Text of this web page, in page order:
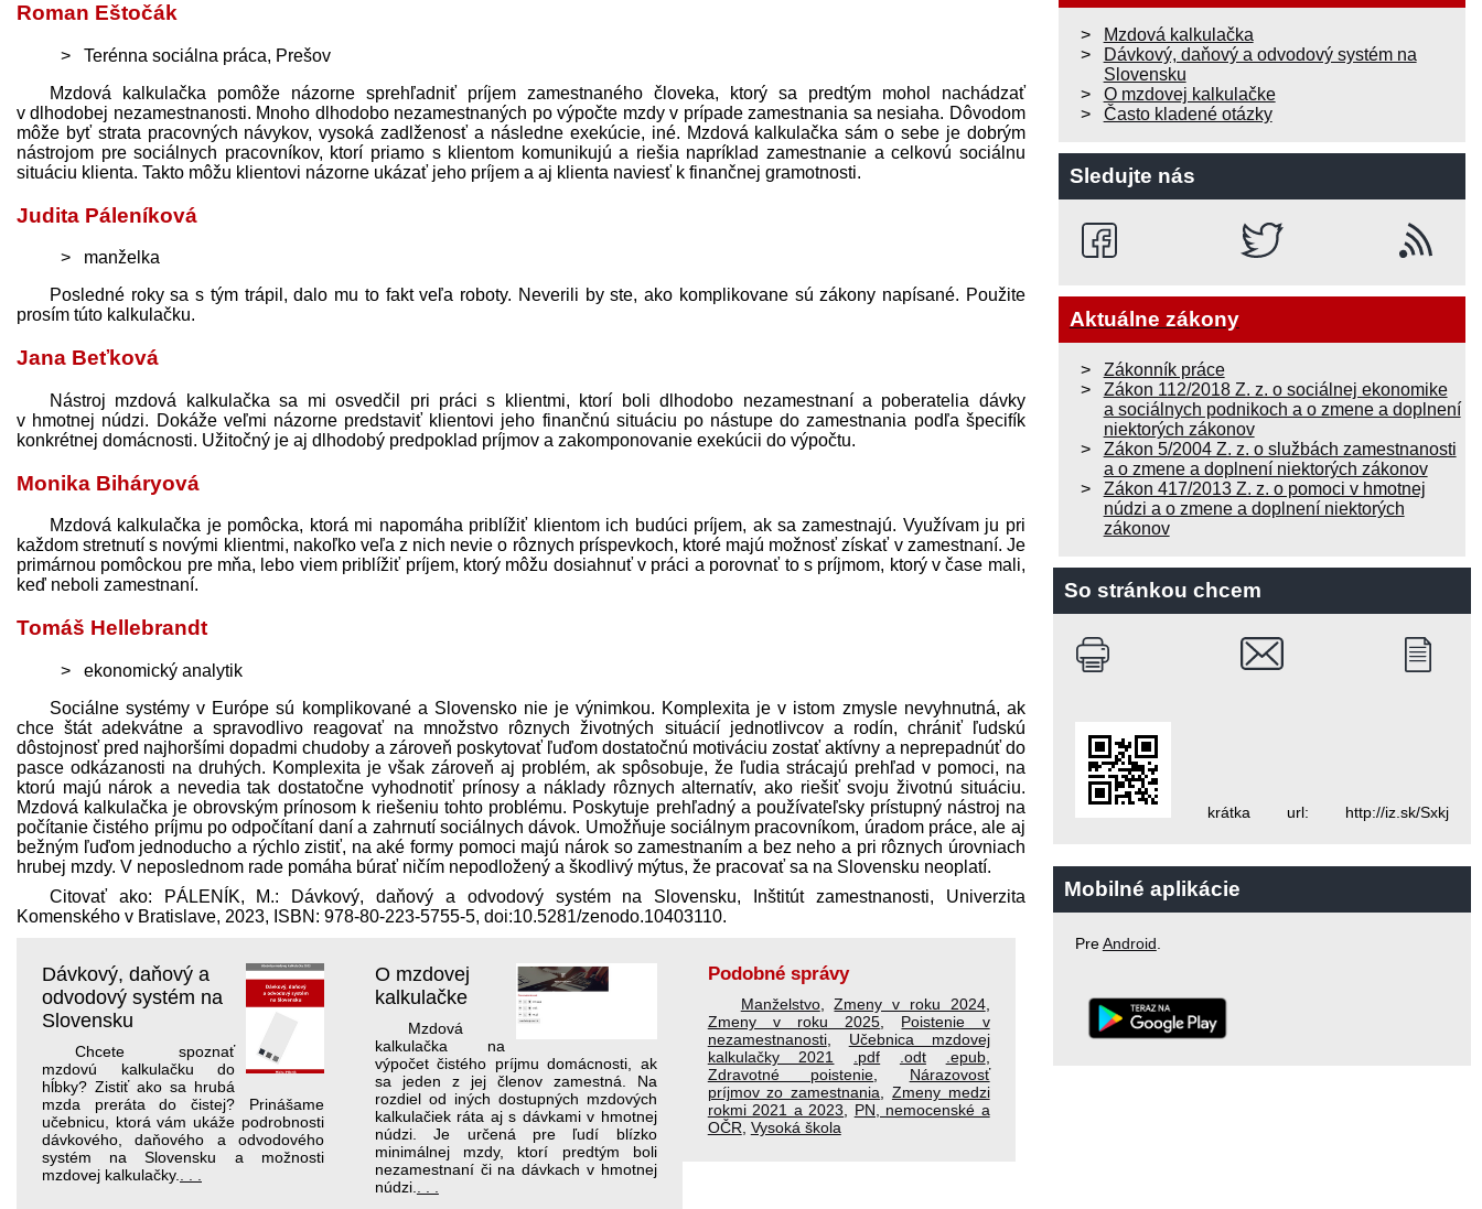
Roman Eštočák
Terénna sociálna práca, Prešov
Mzdová kalkulačka pomôže názorne sprehľadniť príjem zamestnaného človeka, ktorý sa pred­tým mohol nachádzať
v dlhodobej nezamestnanosti. Mnoho dlhodobo nezamestnaných po výpočte mzdy v prípade zamestnania sa nesiaha. Dôvodom
môže byť strata pracovných návykov, vysoká zadlženosť a následne exekúcie, iné. Mzdová kalkulačka sám o sebe je dobrým
nástrojom pre sociálnych pracovníkov, ktorí priamo s klientom komunikujú a riešia napríklad zamestnanie a celkovú sociálnu
situáciu klienta. Takto môžu klientovi názorne ukázať jeho príjem a aj klienta naviesť k finančnej gramotnosti.
Judita Páleníková
manželka
Posledné roky sa s tým trápil, dalo mu to fakt veľa roboty. Neverili by ste, ako komplikovane sú zákony napísané. Použite
prosím túto kalkulačku.
Jana Beťková
Nástroj mzdová kalkulačka sa mi osvedčil pri práci s klientmi, ktorí boli dlhodobo nezamestnaní a poberatelia dávky
v hmotnej núdzi. Dokáže veľmi názorne pred­staviť klientovi jeho finančnú situáciu po nástupe do zamestnania podľa špecifík
konkrétnej domácnosti. Užitočný je aj dlhodobý pred­poklad príjmov a zakomponovanie exekúcii do výpočtu.
Monika Biháryová
Mzdová kalkulačka je pomôcka, ktorá mi napomáha priblížiť klientom ich budúci príjem, ak sa zamestnajú. Využívam ju pri
každom stretnutí s novými klientmi, nakoľko veľa z nich nevie o rôznych príspevkoch, ktoré majú možnosť získať v zamestnaní. Je
primárnou pomôckou pre mňa, lebo viem priblížiť príjem, ktorý môžu dosiahnuť v práci a porovnať to s príjmom, ktorý v čase mali,
keď neboli zamestnaní.
Tomáš Hellebrandt
ekonomický analytik
Sociálne systémy v Európe sú komplikované a Slovensko nie je výnimkou. Komplexita je v istom zmysle nevyhnutná, ak
chce štát adekvátne a spravodlivo reagovať na množstvo rôznych životných situácií jednotlivcov a rodín, chrániť ľudskú
dôstojnosť pred najhoršími dopadmi chudoby a zároveň poskytovať ľuďom dostatočnú motiváciu zostať aktívny a neprepadnúť do
pasce odkázanosti na druhých. Komplexita je však zároveň aj problém, ak spôsobuje, že ľudia strácajú prehľad v pomoci, na
ktorú majú nárok a nevedia tak dostatočne vyhodnotiť prínosy a náklady rôznych alternatív, ako riešiť svoju životnú situáciu.
Mzdová kalkulačka je obrovským prínosom k riešeniu tohto problému. Poskytuje prehľadný a používateľsky prístupný nástroj na
počítanie čistého príjmu po odpočítaní daní a zahrnutí sociálnych dávok. Umožňuje sociálnym pracovníkom, úradom práce, ale aj
bežným ľuďom jednoducho a rýchlo zistiť, na aké formy pomoci majú nárok so zamestnaním a bez neho a pri rôznych úrovniach
hrubej mzdy. V neposlednom rade pomáha búrať ničím nepodložený a škodlivý mýtus, že pracovať sa na Slovensku neoplatí.
Citovať ako: PÁLENÍK, M.: Dávkový, daňový a odvodový systém na Slovensku, Inštitút zamestnanosti, Univerzita
Komenského v Bratislave, 2023, ISBN: 978-80-223-5755-5, doi:10.5281/​zenodo.10403110.
Dávkový, daňový a
odvodový systém na
Slovensku
Chcete spoznať
mzdovú kalkulačku do
hĺbky? Zistiť ako sa hrubá
mzda preráta do čistej? Prinášame
učebnicu, ktorá vám ukáže podrobnosti
dávkového, daňového a odvodového
systém na Slovensku a možnosti
mzdovej kalkulačky.
O mzdovej
kalkulačke
Mzdová
kalkulačka na
výpočet čistého príjmu domácnosti, ak
sa jeden z jej členov zamestná. Na
rozdiel od iných dostupných mzdových
kalkulačiek ráta aj s dávkami v hmotnej
núdzi. Je určená pre ľudí blízko
minimálnej mzdy, ktorí pred­tým boli
nezamestnaní či na dávkach v hmotnej
núdzi.
Podobné správy
Manželstvo,Zmeny v roku 2024,
Zmeny v roku 2025
Poistenie v
nezamestnanosti, Učebnica mzdovej
kalkulačky 2021
.pdf .odt .epub,
Zdravotné poistenie
Nárazovosť
príjmov zo zamestnania
Zmeny medzi
rokmi 2021 a 2023
PN, nemocenské a
OČR Vysoká škola
Mzdová kalkulačka
Dávkový, daňový a odvodový systém na
Slovensku
O mzdovej kalkulačke
Často kladené otázky
Sledujte nás
Aktuálne zákony
Zákonník práce
Zákon 112/2018 Z. z. o sociálnej ekonomike
a sociálnych podnikoch a o zmene a doplnení
niektorých zákonov
Zákon 5/2004 Z. z. o službách zamestnanosti
a o zmene a doplnení niektorých zákonov
Zákon 417/2013 Z. z. o pomoci v hmotnej
núdzi a o zmene a doplnení niektorých
zákonov
So stránkou chcem
krátka url: http://iz.sk/Sxkj
Mobilné aplikácie
PreAndroid